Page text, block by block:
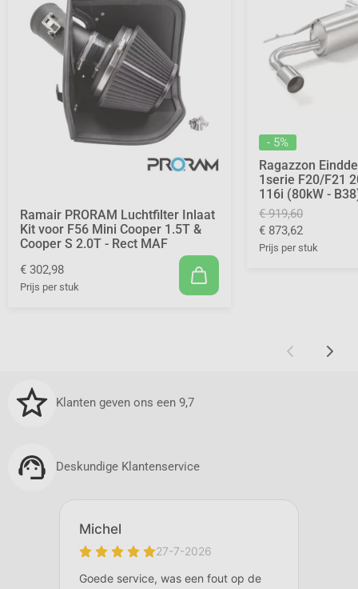
Ramair PRORAM Luchtfilter Inlaat
Kit voor F56 Mini Cooper 1.5T &
Cooper S 2.0T - Rect MAF
€ 302,98
Prijs per stuk
- 5%
Ragazzon
1serie F20/F21
116i (80kW -
€ 919,60
€ 873,62
Prijs per stuk
Klanten geven ons een 9,7
Deskundige Klantenservice